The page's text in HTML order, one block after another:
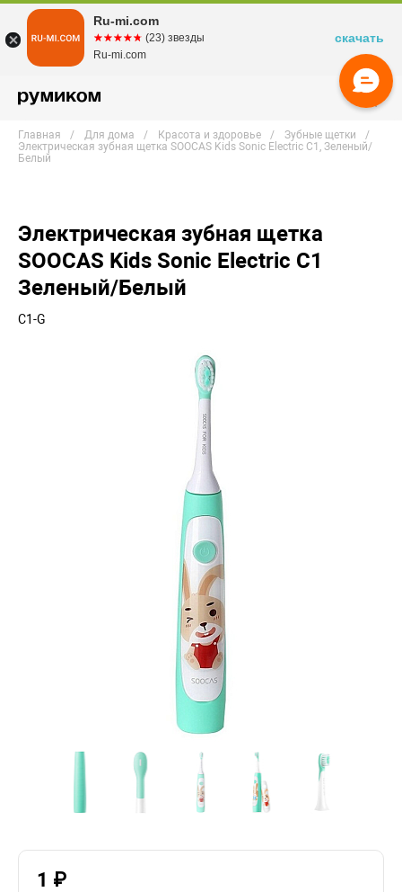
Главная Для дома Красота и здоровье
Зубные щетки
Электрическая зубная щетка SOOCAS Kids Sonic Electric С1, Зеленый/
Белый
Электрическая зубная щетка
SOOCAS Kids Sonic Electric С1
Зеленый/Белый
C1-G
1 ₽
Ru-mi.com
☆☆☆☆☆
★★★★★ (23) звезды
Ru-mi.com
скачать